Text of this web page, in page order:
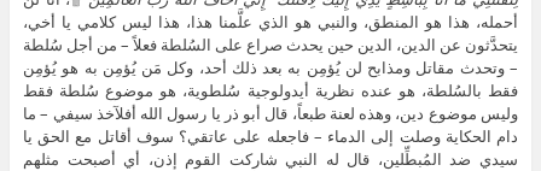
أحمله، هذا هو المنطق، والنبي هو الذي علَّمنا هذا، هذا ليس كلامي يا أخي،
يتحدَّثون عن الدين، الدين حين يحدث صراع على السُلطة فعلاً – من أجل سُلطة
– وتحدث مقاتل ومذابح لن يُؤمِن به بعد ذلك أحد، وكل مَن يُؤمِن به هو يُؤمِن
فقط بالسُلطة، هو عنده نظرية أيدولوجية سُلطوية، هو موضوع سُلطة فقط
وليس موضوع دين، وهذه لعنة طبعاً، قال أبو ذر يا رسول الله أفلآخذ سيفي – ما
دام الحكاية وصلت إلى الدماء – فاجعله على عاتقي؟ سوف أقاتل مع الحق يا
سيدي ضد المُبطِّلين، قال له النبي شاركت القوم إذن، أي أصبحت مثلهم